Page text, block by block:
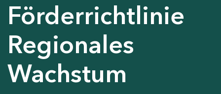
Förderrichtlinie
Regionales
Wachstum